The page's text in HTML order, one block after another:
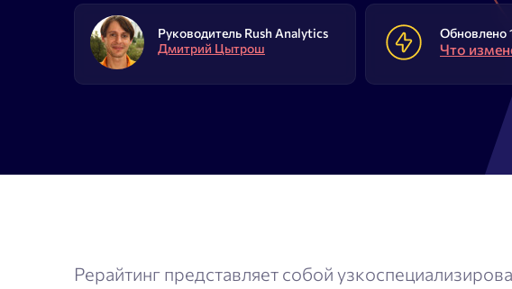
SERP монитор
SERM
Проверка индексации
Сбор поисковых
Сбор частотности
Руководитель Rush Analytics
Дмитрий Цытрош
Обновлено
Что
Рерайтинг представляет собой